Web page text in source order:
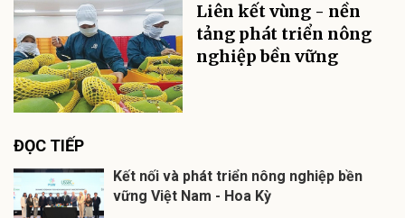
Liên kết vùng - nền
tảng phát triển nông
nghiệp bền vững
ĐỌC TIẾP
Kết nối và phát triển nông nghiệp bền
vững Việt Nam - Hoa Kỳ